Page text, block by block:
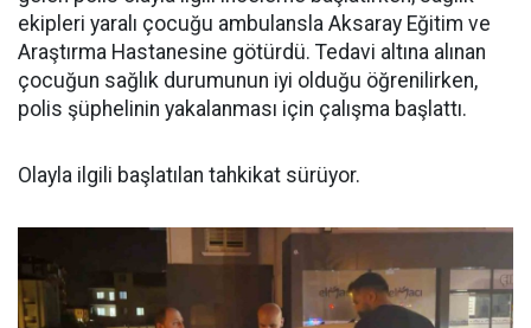
ekipleri yaralı çocuğu ambulansla Aksaray Eğitim ve
Araştırma Hastanesine götürdü. Tedavi altına alınan
çocuğun sağlık durumunun iyi olduğu öğrenilirken,
polis şüphelinin yakalanması için çalışma başlattı.
Olayla ilgili başlatılan tahkikat sürüyor.